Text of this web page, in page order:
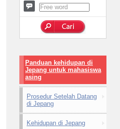
Panduan kehidupan di
Jepang untuk mahasiswa
asing
Prosedur Setelah Datang
di Jepang
Kehidupan di Jepang